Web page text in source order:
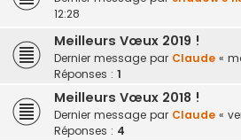
12:28
Meilleurs Vœux 2019 !
Dernier message par Claude «
Réponses : 1
Meilleurs Vœux 2018 !
Dernier message par Claude «
Réponses : 4